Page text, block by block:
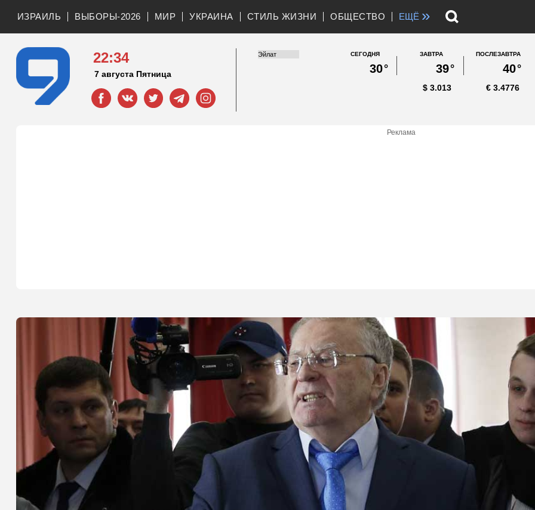
ИЗРАИЛЬ ВЫБОРЫ-2026 МИР УКРАИНА СТИЛЬ ЖИЗНИ ОБЩЕСТВО ЕЩЁ »
22:34
7 августа Пятница
СЕГОДНЯ
30°
ЗАВТРА
39°
ПОСЛЕЗАВТРА
40°
3.013
$ 3.4776
€
Реклама